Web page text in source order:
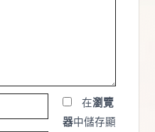
在瀏覽
器中儲存顯